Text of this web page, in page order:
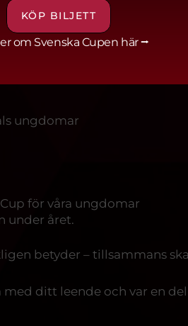
spelare ditt lag har,
ungdomar
för våra ungdomar
under året.
betyder – tillsammans
ditt leende och var en
KÖP BILJETT
om Svenska Cupen här ⭢